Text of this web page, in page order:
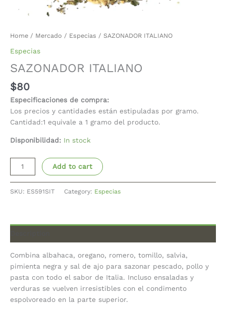
Home / Mercado / Especias / SAZONADOR ITALIANO
Especias
SAZONADOR ITALIANO
$80
Especificaciones de compra:
Los precios y cantidades están estipuladas por gramo.
Cantidad:1 equivale a 1 gramo del producto.
Disponibilidad: In stock
Add to cart
SKU: ES591SIT Category: Especias
Combina albahaca, oregano, romero, tomillo, salvia,
pimienta negra y sal de ajo para sazonar pescado, pollo y
pasta con todo el sabor de Italia. Incluso ensaladas y
verduras se vuelven irresistibles con el condimento
espolvoreado en la parte superior.